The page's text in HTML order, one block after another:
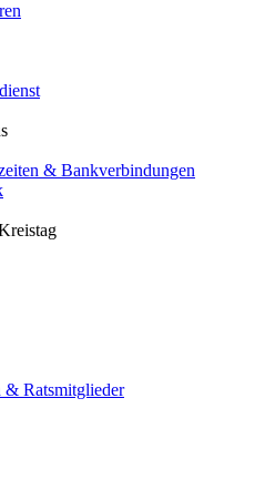
& Bankverbindungen
& Ratsmitglieder